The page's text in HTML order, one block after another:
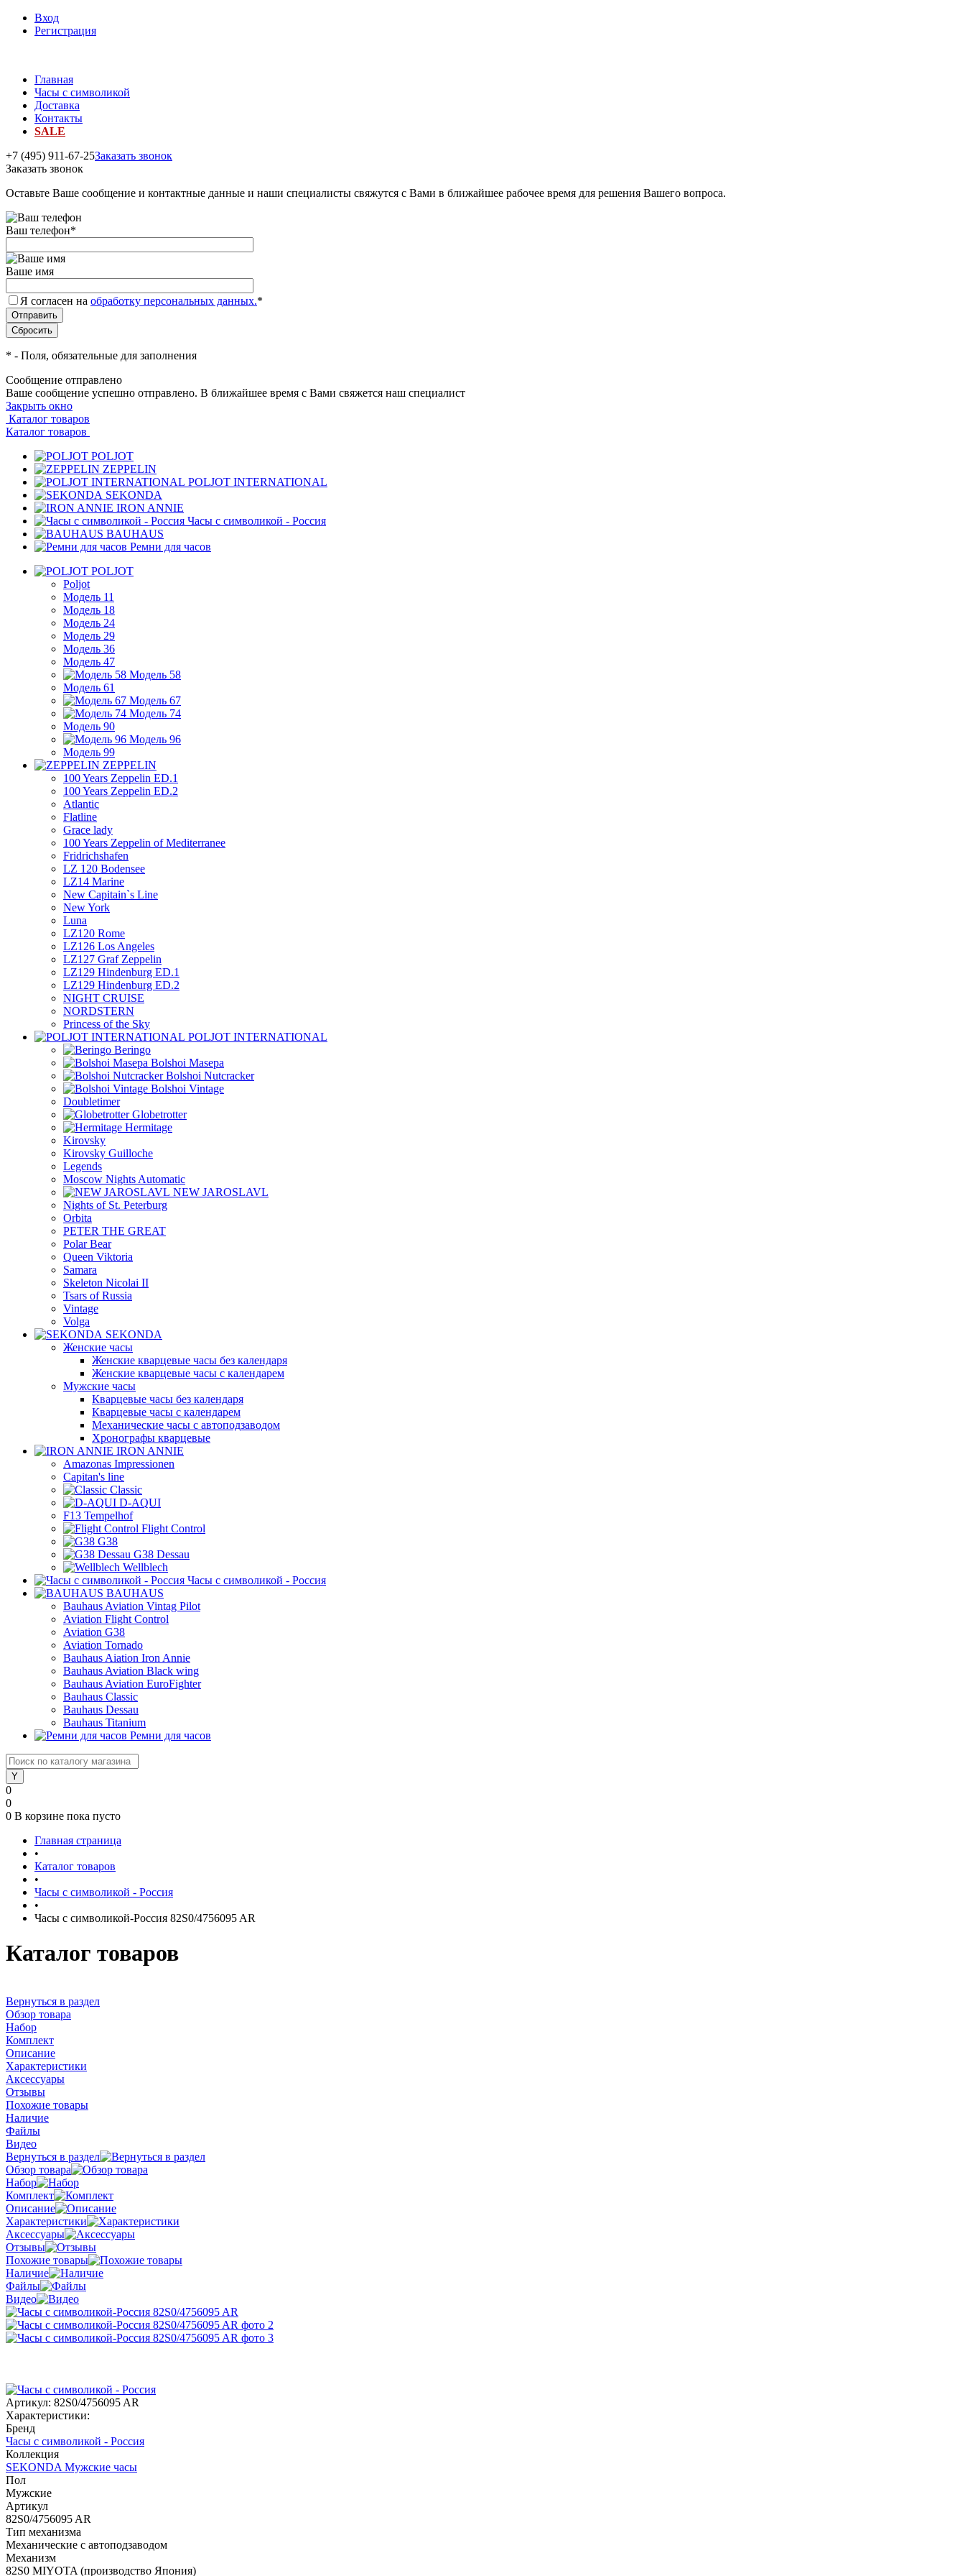
Вход
Регистрация
Главная
Часы с символикой
Доставка
Контакты
SALE
+7 (495) 911-67-25Заказать звонок
Заказать звонок
Оставьте Ваше сообщение и контактные данные и наши специалисты свяжутся с Вами в ближайшее рабочее время для решения Вашего вопроса.
Ваш телефон*
Ваше имя
Я согласен на обработку персональных данных.*
* - Поля, обязательные для заполнения
Сообщение отправлено
Ваше сообщение успешно отправлено. В ближайшее время с Вами свяжется наш специалист
Закрыть окно
Каталог товаров
Каталог товаров
POLJOT
ZEPPELIN
POLJOT INTERNATIONAL
SEKONDA
IRON ANNIE
Часы с символикой - Россия
BAUHAUS
Ремни для часов
POLJOT
Poljot
Модель 11
Модель 18
Модель 24
Модель 29
Модель 36
Модель 47
Модель 58
Модель 61
Модель 67
Модель 74
Модель 90
Модель 96
Модель 99
ZEPPELIN
100 Years Zeppelin ED.1
100 Years Zeppelin ED.2
Atlantic
Flatline
Grace lady
100 Years Zeppelin of Mediterranee
Fridrichshafen
LZ 120 Bodensee
LZ14 Marine
New Capitain`s Line
New York
Luna
LZ120 Rome
LZ126 Los Angeles
LZ127 Graf Zeppelin
LZ129 Hindenburg ED.1
LZ129 Hindenburg ED.2
NIGHT CRUISE
NORDSTERN
Princess of the Sky
POLJOT INTERNATIONAL
Beringo
Bolshoi Masepa
Bolshoi Nutcracker
Bolshoi Vintage
Doubletimer
Globetrotter
Hermitage
Kirovsky
Kirovsky Guilloche
Legends
Moscow Nights Automatic
NEW JAROSLAVL
Nights of St. Peterburg
Orbita
PETER THE GREAT
Polar Bear
Queen Viktoria
Samara
Skeleton Nicolai II
Tsars of Russia
Vintage
Volga
SEKONDA
Женские часы
Женские кварцевые часы без календаря
Женские кварцевые часы с календарем
Мужские часы
Кварцевые часы без календаря
Кварцевые часы с календарем
Механические часы с автоподзаводом
Хронографы кварцевые
IRON ANNIE
Amazonas Impressionen
Capitan's line
Classic
D-AQUI
F13 Tempelhof
Flight Control
G38
G38 Dessau
Wellblech
Часы с символикой - Россия
BAUHAUS
Bauhaus Aviation Vintag Pilot
Aviation Flight Control
Aviation G38
Aviation Tornado
Bauhaus Aiation Iron Annie
Bauhaus Aviation Black wing
Bauhaus Aviation EuroFighter
Bauhaus Classic
Bauhaus Dessau
Bauhaus Titanium
Ремни для часов
0
0
0 В корзине пока пусто
Главная страница
•
Каталог товаров
•
Часы с символикой - Россия
•
Часы с символикой-Россия 82S0/4756095 AR
Каталог товаров
Вернуться в раздел
Обзор товара
Набор
Комплект
Описание
Характеристики
Аксессуары
Отзывы
Похожие товары
Наличие
Файлы
Видео
Вернуться в раздел
Обзор товара
Набор
Комплект
Описание
Характеристики
Аксессуары
Отзывы
Похожие товары
Наличие
Файлы
Видео
Артикул: 82S0/4756095 AR
Характеристики:
Бренд
Часы с символикой - Россия
Коллекция
SEKONDA Мужские часы
Пол
Мужские
Артикул
82S0/4756095 AR
Тип механизма
Механические с автоподзаводом
Механизм
82S0 MIYOTA (производство Япония)